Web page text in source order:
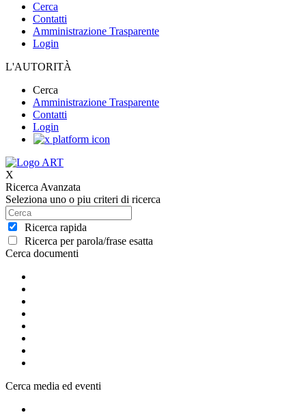
Cerca
Contatti
Amministrazione Trasparente
Login
L'AUTORITÀ
Cerca
Amministrazione Trasparente
Contatti
Login
X
Ricerca Avanzata
Seleziona uno o piu criteri di ricerca
Ricerca rapida
Ricerca per parola/frase esatta
Cerca documenti
Cerca media ed eventi